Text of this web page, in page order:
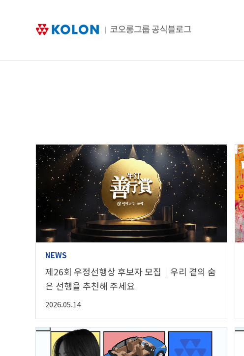
NEWS
제26회 우정선행상 후보자 모집｜우리 곁의 숨
은 선행을 추천해 주세요
2026.05.14